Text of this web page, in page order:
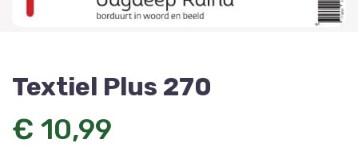
Textiel Plus 270
€ 10,99